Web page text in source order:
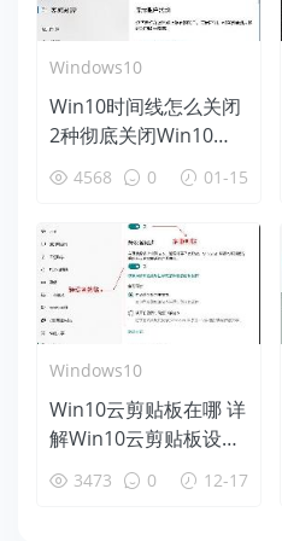
Windows10
Win10时间线怎么关闭
2种彻底关闭Win10时
间线方法
4568 0 01-15
Windows10
Win10云剪贴板在哪 详
解Win10云剪贴板设置
使用教程
3473 0 12-17